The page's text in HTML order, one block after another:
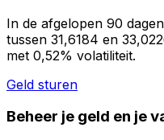
In de afgelopen 90
tussen 31,6184 en
met 0,52% volatiliteit.
Geld sturen
Beheer je geld en je